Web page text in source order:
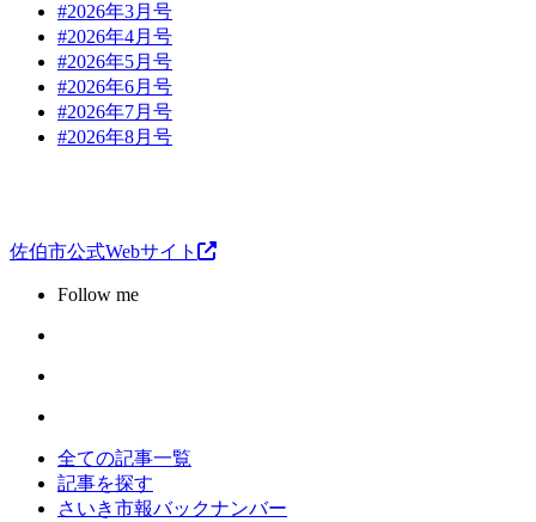
#2026年3月号
#2026年4月号
#2026年5月号
#2026年6月号
#2026年7月号
#2026年8月号
佐伯市公式Webサイト
Follow me
全ての記事一覧
記事を探す
さいき市報バックナンバー